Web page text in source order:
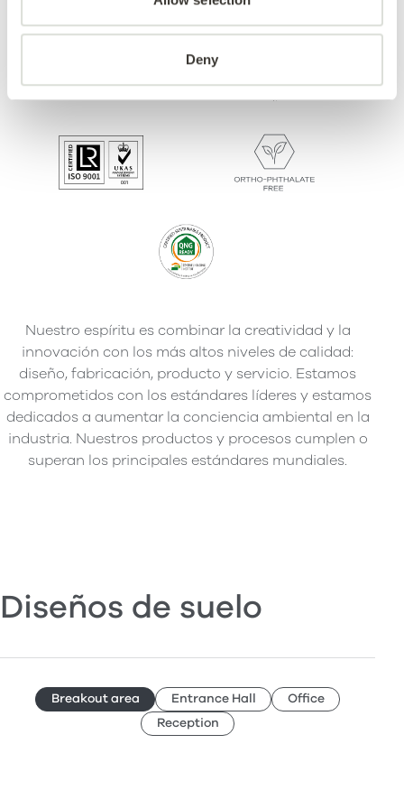
Deny
Nuestro espíritu es combinar la creatividad y la
innovación con los más altos niveles de calidad:
diseño, fabricación, producto y servicio. Estamos
comprometidos con los estándares líderes y estamos
dedicados a aumentar la conciencia ambiental en la
industria. Nuestros productos y procesos cumplen o
superan los principales estándares mundiales.
Diseños de suelo
Breakout area Entrance Hall
Office
Reception